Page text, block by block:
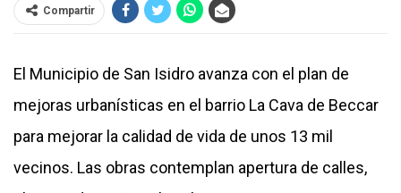
Compartir
El Municipio de San Isidro avanza con el plan de
mejoras urbanísticas en el barrio La Cava de Beccar
para mejorar la calidad de vida de unos 13 mil
vecinos. Las obras contemplan apertura de calles,